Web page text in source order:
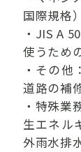
国際規格
・JIS A
使うため
・その他
道路の補
・特殊業
生エネル
外雨水排